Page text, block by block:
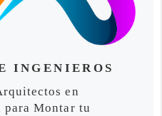
INGENIEROS
en
para Montar tu